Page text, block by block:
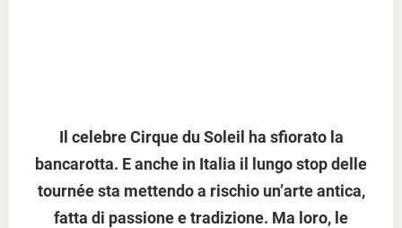
Il celebre Cirque du Soleil ha sfiorato la
bancarotta. E anche in Italia il lungo stop delle
tournée sta mettendo a rischio un’arte antica,
fatta di passione e tradizione. Ma loro, le